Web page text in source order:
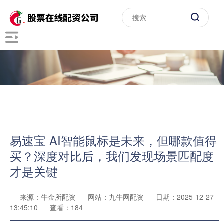
易速宝 AI智能鼠标是未来，但哪款值得
买？深度对比后，我们发现场景匹配度
才是关键
来源：牛金所配资 网站：九牛网配资
日期：2025-12-27
13:45:10
查看：184